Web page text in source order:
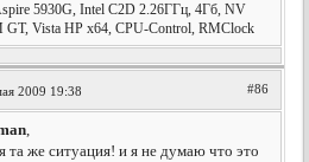
5930G, Intel C2D 2.26ГГц, 4Гб, NV
GT, Vista HP x64, CPU-Control, RMClock
2009 19:38 #86
,
та же ситуация! и я не думаю что это